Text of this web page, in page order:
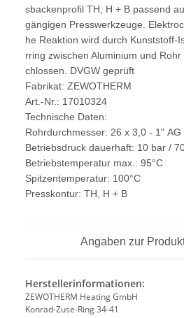
sbackenprofil TH, H + B passend
gängigen Presswerkzeuge.
he Reaktion wird durch Kunststoff-
rring zwischen Aluminium und Rohr
chlossen. DVGW geprüft
Fabrikat: ZEWOTHERM
Art.-Nr.: 17010324
Technische Daten:
Rohrdurchmesser: 26 x 3,0 - 1" AG
Betriebsdruck dauerhaft: 10 bar /
Betriebstemperatur max.: 95°C
Spitzentemperatur: 100°C
Presskontur: TH, H + B
Angaben zur
Herstellerinformationen:
ZEWOTHERM Heating GmbH
Konrad-Zuse-Ring 34-41